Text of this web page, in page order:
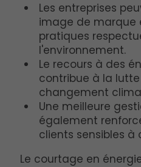
Les entreprises
image de marque
pratiques
l'environnement.
Le recours à des
contribue à la
changement
Une meilleure
également
clients sensibles à
Le courtage en